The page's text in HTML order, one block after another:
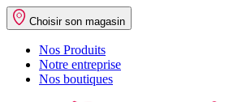
Choisir son magasin
Nos Produits
Notre entreprise
Nos boutiques